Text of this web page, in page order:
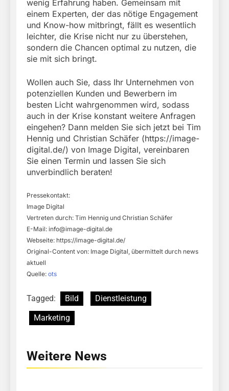
wenig Erfahrung haben. Gemeinsam mit
einem Experten, der das nötige Engagement
und Know-how mitbringt, fällt es wesentlich
leichter, die Krise nicht nur zu überstehen,
sondern die Chancen optimal zu nutzen, die
sie mit sich bringt.
Wollen auch Sie, dass Ihr Unternehmen von
potenziellen Kunden und Bewerbern im
besten Licht wahrgenommen wird, sodass
auch in der Krise konstant weitere Anfragen
eingehen? Dann melden Sie sich jetzt bei Tim
Hennig und Christian Schäfer (https://image-
digital.de/) von Image Digital, vereinbaren
Sie einen Termin und lassen Sie sich
unverbindlich beraten!
Pressekontakt:
Image Digital
Vertreten durch: Tim Hennig und Christian Schäfer
E-Mail: info@image-digital.de
Webseite: https://image-digital.de/
Original-Content von: Image Digital, übermittelt durch news
aktuell
Quelle: ots
Tagged: Bild
Dienstleistung
Marketing
Weitere News